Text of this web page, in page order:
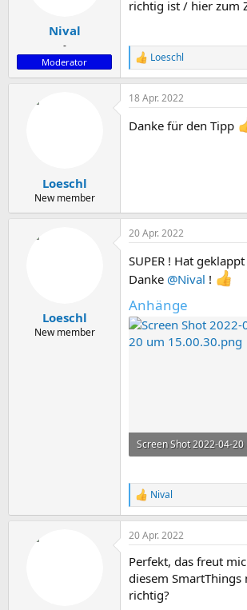
Nival
-
Moderator
richtig ist / hier zum
R
e
a
k
i
Loeschl
Loeschl
New member
18 Apr. 2022
Danke für den Tipp
Loeschl
New member
20 Apr. 2022
SUPER ! Hat geklappt
Danke @Nival !
Anhänge
R
e
a
k
i
o
n
e
Nival
20 Apr. 2022
Perfekt, das freut
diesem
richtig?